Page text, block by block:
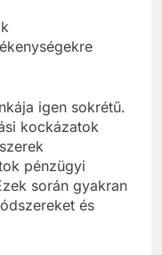
igen sokrétű.
kockázatok
pénzügyi
során gyakran
és